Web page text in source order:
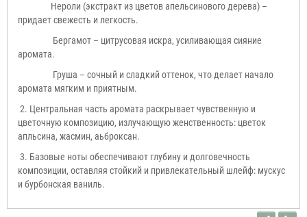
Нероли (экстракт из цветов апельсинового дерева) –
придает свежесть и легкость.
Бергамот – цитрусовая искра, усиливающая сияние
аромата.
Груша – сочный и сладкий оттенок, что делает начало
аромата мягким и приятным.
2. Центральная часть аромата раскрывает чувственную и
цветочную композицию, излучающую женственность: цветок
апльсина, жасмин, аьброксан.
3. Базовые ноты обеспечивают глубину и долговечность
композиции, оставляя стойкий и привлекательный шлейф: мускус
и бурбонская ваниль.